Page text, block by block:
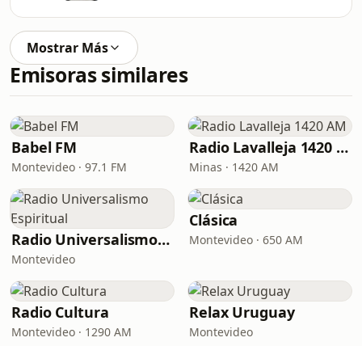
Mostrar Más
Emisoras similares
Babel FM
Montevideo · 97.1 FM
Radio Lavalleja 1420 AM
Minas · 1420 AM
Radio Universalismo Espiritual
Montevideo
Clásica
Montevideo · 650 AM
Radio Cultura
Montevideo · 1290 AM
Relax Uruguay
Montevideo